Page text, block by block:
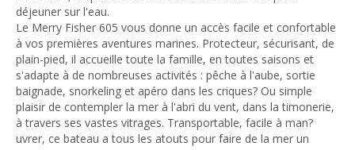
déjeuner sur l'eau.
Le Merry Fisher 605 vous donne un accès facile et confortable
à vos premières aventures marines. Protecteur, sécurisant, de
plain-pied, il accueille toute la famille, en toutes saisons et
s'adapte à de nombreuses activités : pêche à l'aube, sortie
baignade, snorkeling et apéro dans les criques? Ou simple
plaisir de contempler la mer à l'abri du vent, dans la timonerie,
à travers ses vastes vitrages. Transportable, facile à man?
uvrer, ce bateau a tous les atouts pour faire de la mer un